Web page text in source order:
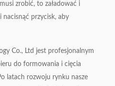
0,2 mm
220 V, 50/60 Hz, 0,5 kW
zrobić, to załadować i
nacisnąć przycisk, aby
Co., Ltd jest profesjonalnym
do formowania i cięcia
latach rozwoju rynku nasze